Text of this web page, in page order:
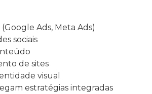
Ads, Meta Ads)
sociais
de sites
visual
estratégias integradas